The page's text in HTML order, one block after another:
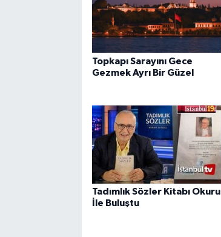
Topkapı Sarayını Gece
Gezmek Ayrı Bir Güzel
Tadımlık Sözler Kitabı Okuru
İle Buluştu